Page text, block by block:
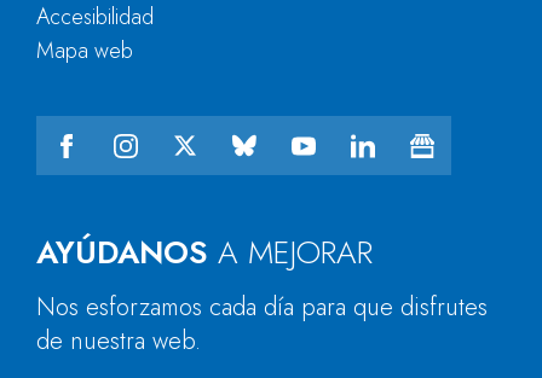
AYÚDANOS A MEJORAR
Nos esforzamos cada día para que disfrutes
de nuestra web.
Accesibilidad
Mapa web